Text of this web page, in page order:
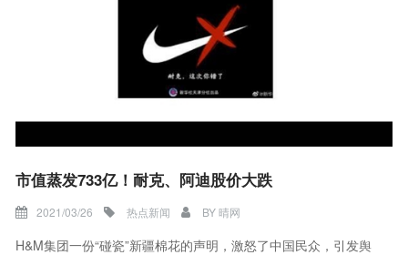
市值蒸发733亿！耐克、阿迪股价大跌
2021/03/26 热点新闻 BY晴网
H&M集团一份“碰瓷”新疆棉花的声明，激怒了中国民众，引发舆